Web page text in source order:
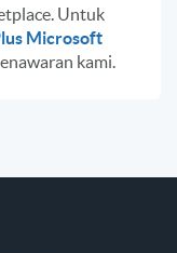
Untuk
Microsoft
kami.